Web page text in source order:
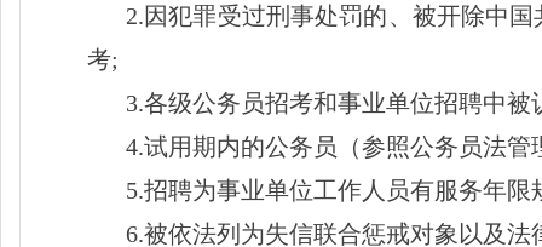
2.因犯罪受过刑事处罚的、被开除中
考;
3.各级公务员招考和事业单位招聘中
4.试用期内的公务员（参照公务员法
5.招聘为事业单位工作人员有服务年
6.被依法列为失信联合惩戒对象以及